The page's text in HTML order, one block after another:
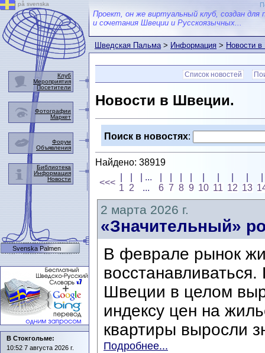
Проект, он же виртуальный клуб, создан для
и сочетания Швеции и Русскоязычных...
Шведская Пальма>Информация>Новости
Список новостей
Новости в Швеции.
Поиск в новостях:
Найдено: 38919
<<<
1 2
| ...
...
6 7 8 9 10 11 12 13
2 марта 2026 г.
«Значительный»
В феврале рынок
Швеции в целом
индексу цен на
квартиры выросли
Подробнее...
på svenska
Клуб
Мероприятия
Посетители
Фотографии
Маркет
Форум
Объявления
Библиотека
Информация
Новости
Svenska Palmen
В Стокгольме:
10:52 7 августа 2026 г.